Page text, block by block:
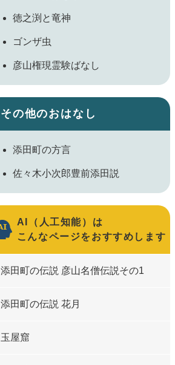
徳之渕と竜神
ゴンザ虫
彦山権現霊験ばなし
その他のおはなし
添田町の方言
佐々木小次郎豊前添田説
AI（人工知能）は
こんなページをおすすめします
添田町の伝説 彦山名僧伝説その1
添田町の伝説 花月
玉屋窟